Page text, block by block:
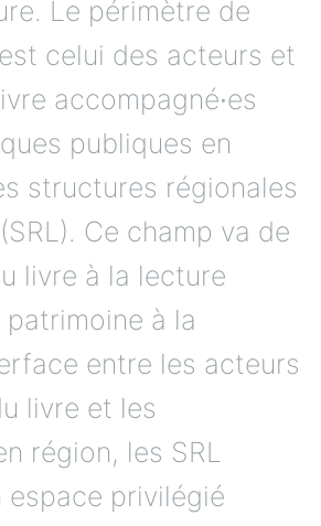
Le périmètre de
celui des acteurs et
accompagné∙es
publiques en
structures régionales
Ce champ va de
livre à la lecture
à la
entre les acteurs
livre et les
région, les SRL
privilégié